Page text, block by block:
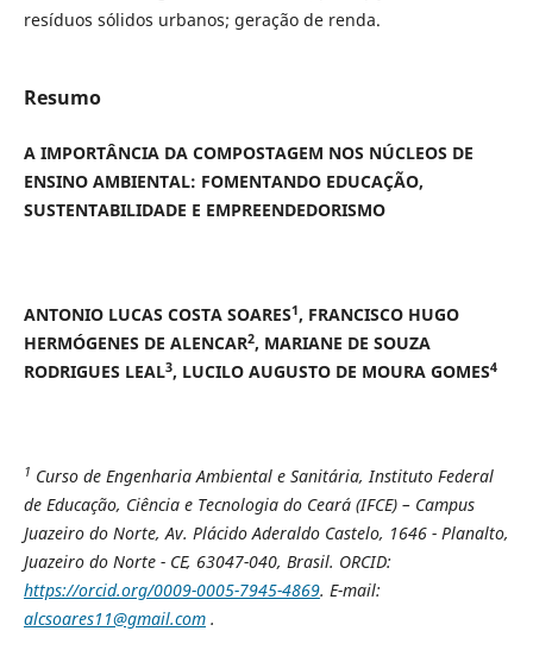
resíduos sólidos urbanos; geração de renda.
Resumo
A IMPORTÂNCIA DA COMPOSTAGEM NOS NÚCLEOS DE
ENSINO AMBIENTAL: FOMENTANDO EDUCAÇÃO,
SUSTENTABILIDADE E EMPREENDEDORISMO
ANTONIO LUCAS COSTA SOARES1, FRANCISCO HUGO
HERMÓGENES DE ALENCAR2, MARIANE DE SOUZA
RODRIGUES LEAL3, LUCILO AUGUSTO DE MOURA GOMES4
1 Curso de Engenharia Ambiental e Sanitária, Instituto Federal
de Educação, Ciência e Tecnologia do Ceará (IFCE) – Campus
Juazeiro do Norte, Av. Plácido Aderaldo Castelo, 1646 - Planalto,
Juazeiro do Norte - CE, 63047-040, Brasil. ORCID:
https://orcid.org/0009-0005-7945-4869. E-mail:
alcsoares11@gmail.com.